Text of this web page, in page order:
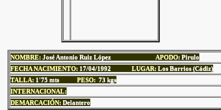
NOMBRE: José Antonio Ruiz López APODO: Pirulo
FECHA NACIMIENTO: 17/04/1992 LUGAR: Los Barrios (Cádiz)
TALLA: 1'75 mts PESO: 73 kgs
INTERNACIONAL:
DEMARCACIÓN: Delantero